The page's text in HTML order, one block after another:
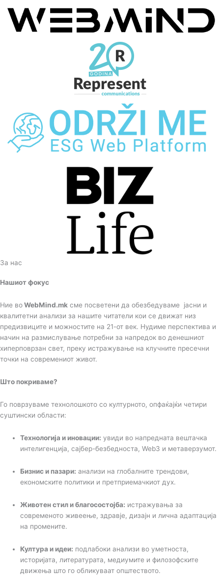
За нас
Нашиот фокус
Ние воWebMind.mk сме посветени да обезбедуваме јасни и
квалитетни анализи за нашите читатели кои се движат низ
предизвиците и можностите на 21-от век. Нудиме перспектива и
начин на размислување потребни за напредок во денешниот
хиперповрзан свет, преку истражување на клучните пресечни
точки на современиот живот.
Што покриваме?
Го поврзуваме технолошкото со културното, опфаќајќи четири
суштински области:
Технологија и иновации: увиди во напредната вештачка
интелигенција, сајбер-безбедноста, Web3 и метаверзумот.
Бизнис и пазари: анализи на глобалните трендови,
економските политики и претприемачкиот дух.
Животен стил и благосостојба: истражувања за
современото живеење, здравје, дизајн и лична адаптација
на промените.
Култура и идеи: подлабоки анализи во уметноста,
историјата, литературата, медиумите и филозофските
движења што го обликуваат општеството.